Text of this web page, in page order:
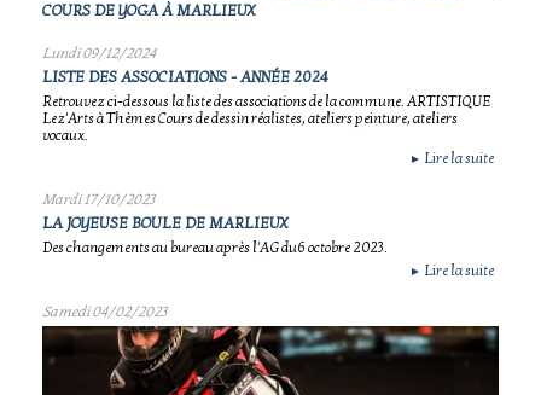
COURS DE YOGA À MARLIEUX
Lundi 09/12/2024
LISTE DES ASSOCIATIONS - ANNÉE 2024
Retrouvez ci-dessous la liste des associations de la commune. ARTISTIQUE
Lez'Arts à Thèmes Cours de dessin réalistes, ateliers peinture, ateliers
vocaux.
► Lire la suite
Mardi 17/10/2023
LA JOYEUSE BOULE DE MARLIEUX
Des changements au bureau après l'AG du6 octobre 2023.
► Lire la suite
Samedi 04/02/2023